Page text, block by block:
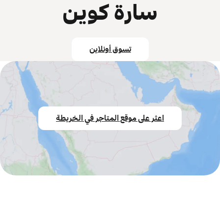
سارة كوين
تسوق أونلاين
اعثر على موقع المتاجر في الخريطة